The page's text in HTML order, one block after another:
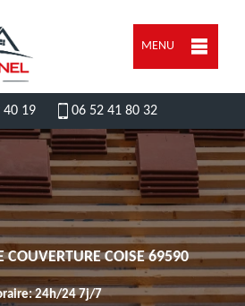
MENU
40 19 06 52 41 80 32
COUVERTURE COISE 69590
24h/24 7j/7